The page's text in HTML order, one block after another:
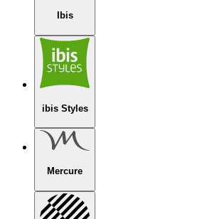
Ibis
ibis Styles
Mercure